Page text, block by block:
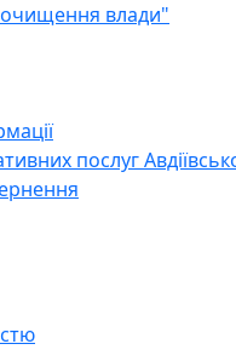
влади"
послуг